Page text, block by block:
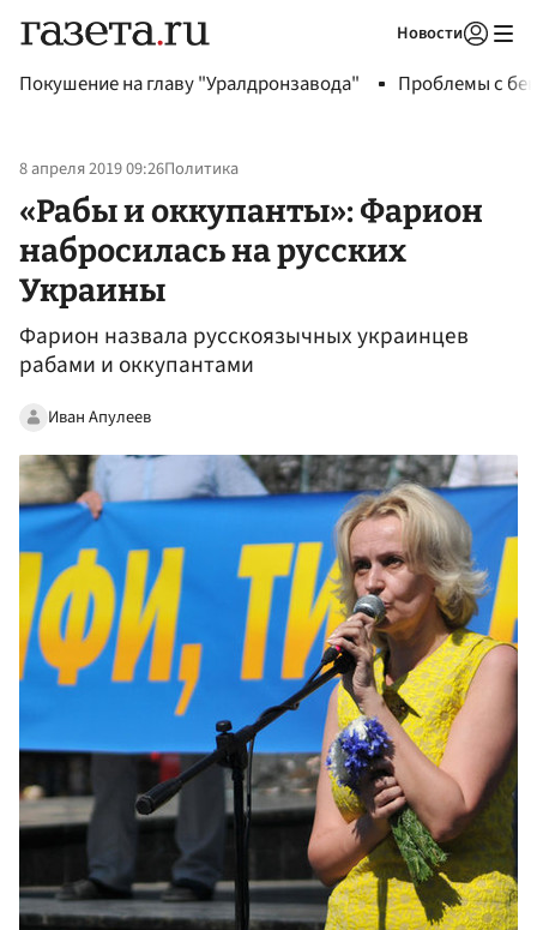
Новости
Покушение на главу "Уралдронзавода" Проблемы с
8 апреля 2019 09:26Политика
«Рабы и оккупанты»: Фарион
набросилась на русских
Украины
Фарион назвала русскоязычных украинцев
рабами и оккупантами
Иван Апулеев